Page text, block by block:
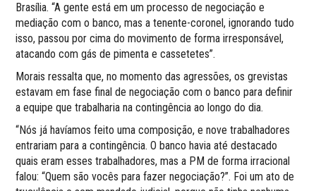
Brasília. “A gente está em um processo de negociação e
mediação com o banco, mas a tenente-coronel, ignorando tudo
isso, passou por cima do movimento de forma irresponsável,
atacando com gás de pimenta e cassetetes”.
Morais ressalta que, no momento das agressões, os grevistas
estavam em fase final de negociação com o banco para definir
a equipe que trabalharia na contingência ao longo do dia.
“Nós já havíamos feito uma composição, e nove trabalhadores
entrariam para a contingência. O banco havia até destacado
quais eram esses trabalhadores, mas a PM de forma irracional
falou: “Quem são vocês para fazer negociação?”. Foi um ato de